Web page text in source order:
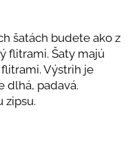
šatách budete ako z
flitrami. Šaty majú
Výstrih je
dlhá, padavá.
zipsu.